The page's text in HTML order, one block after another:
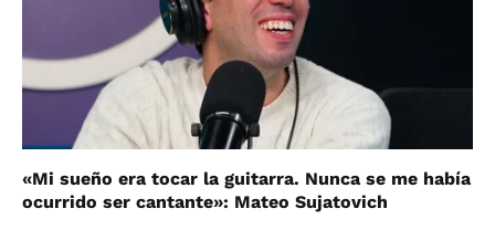
«Mi sueño era tocar la guitarra. Nunca se me había
ocurrido ser cantante»: Mateo Sujatovich